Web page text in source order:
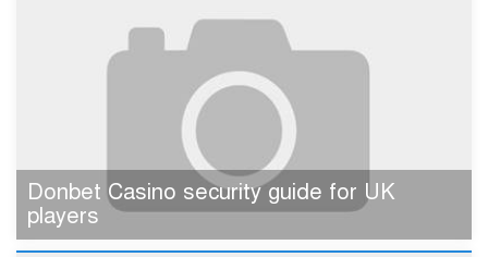
Donbet Casino security guide for UK
players